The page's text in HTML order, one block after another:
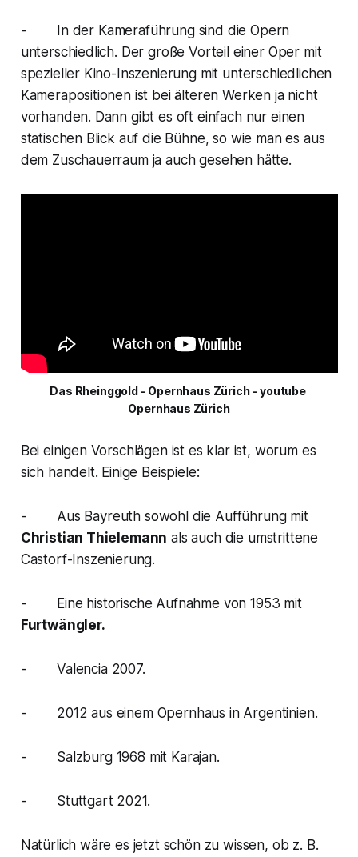
- In der Kameraführung sind die Opern
unterschiedlich. Der große Vorteil einer Oper mit
spezieller Kino-Inszenierung mit unterschiedlichen
Kamerapositionen ist bei älteren Werken ja nicht
vorhanden. Dann gibt es oft einfach nur einen
statischen Blick auf die Bühne, so wie man es aus
dem Zuschauerraum ja auch gesehen hätte.
Das Rheinggold - Opernhaus Zürich - youtube
Opernhaus Zürich
Bei einigen Vorschlägen ist es klar ist, worum es
sich handelt. Einige Beispiele:
- Aus Bayreuth sowohl die Aufführung mit
Christian Thielemann als auch die umstrittene
Castorf-Inszenierung.
- Eine historische Aufnahme von 1953 mit
Furtwängler.
- Valencia 2007.
- 2012 aus einem Opernhaus in Argentinien.
- Salzburg 1968 mit Karajan.
- Stuttgart 2021.
Natürlich wäre es jetzt schön zu wissen, ob z. B.